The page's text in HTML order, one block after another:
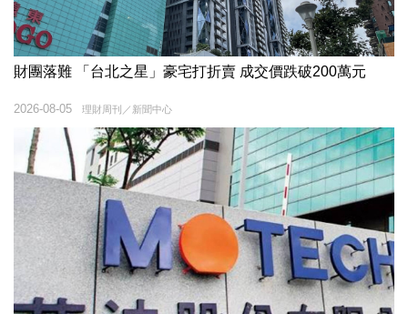
財團落難 「台北之星」豪宅打折賣 成交價跌破200萬元
理財周刊／新聞中心
2026-08-05